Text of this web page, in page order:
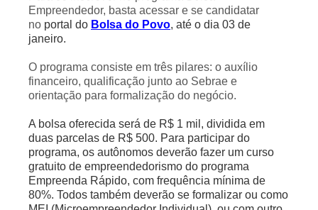
Empreendedor, basta acessar e se candidatar
no portal do Bolsa do Povo, até o dia 03 de
janeiro.
O programa consiste em três pilares: o auxílio
financeiro, qualificação junto ao Sebrae e
orientação para formalização do negócio.
A bolsa oferecida será de R$ 1 mil, dividida em
duas parcelas de R$ 500. Para participar do
programa, os autônomos deverão fazer um curso
gratuito de empreendedorismo do programa
Empreenda Rápido, com frequência mínima de
80%. Todos também deverão se formalizar ou como